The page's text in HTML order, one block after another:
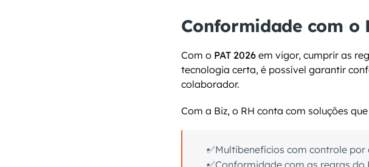
Conformidade com o
Com o PAT 2026 em vigor, cumprir as
tecnologia certa, é possível garantir
colaborador.
Com a Biz, o RH conta com soluções
✅Multibenefícios com controle por
✅Conformidade com as regras